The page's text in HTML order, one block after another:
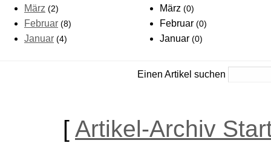
März (2)
Februar (8)
Januar (4)
März(0)
Februar(0)
Januar(0)
Einen Artikel suchen
[ Artikel-Archiv